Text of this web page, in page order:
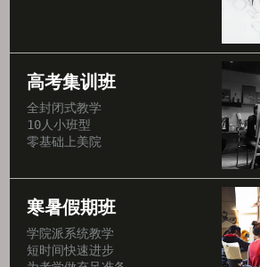
高考集训班
全封闭式教学
10人小班型
零基础上美院
寒暑假期班
学院派系统教学
短时间快速进步